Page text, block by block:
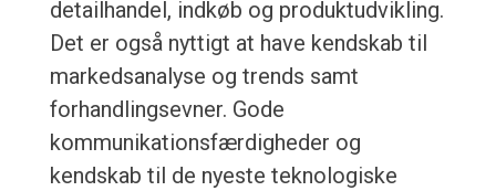
detailhandel, indkøb og produktudvikling.
Det er også nyttigt at have kendskab til
markedsanalyse og trends samt
forhandlingsevner. Gode
kommunikationsfærdigheder og
kendskab til de nyeste teknologiske